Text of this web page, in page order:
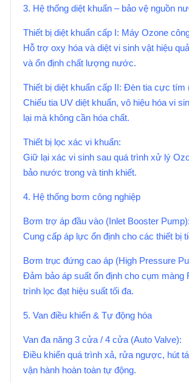
3. Hệ thống diệt khuẩn – bảo vệ nguồn
Thiết bị diệt khuẩn cấp I: Máy Ozone
Hỗ trợ oxy hóa và diệt vi sinh vật hiệu
và ổn định chất lượng nước.
Thiết bị diệt khuẩn cấp II: Đèn tia cực tím
Chiếu tia UV diệt khuẩn, vô hiệu hóa vi
lại mà không cần hóa chất.
Thiết bị lọc xác vi khuẩn:
Giữ lại xác vi sinh sau quá trình xử lý
bảo nước trong và tinh khiết.
4. Hệ thống bơm công nghiệp
Bơm trợ áp đầu vào (Inlet Booster Pump):
Cung cấp áp lực ổn định cho các thiết bị
Bơm trục đứng cao áp (High Pressure
Đảm bảo áp suất ổn định cho cụm màng
trình lọc đạt hiệu suất tối đa.
5. Van điều khiển & Tự động hóa
Van đa năng 3 cửa / 4 cửa (Auto Valve):
Điều khiển quá trình xả, rửa ngược, hút
vận hành hoàn toàn tự động.